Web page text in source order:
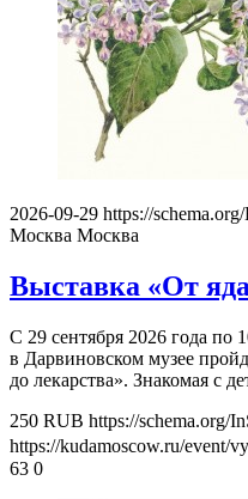
2026-09-29 https://
Москва Москва
Выставка «От
С 29 сентября 2026 года по
в Дарвиновском музее
до лекарства». Знакомая с
250 RUB https://schema.org/
https://kudamoscow.ru/event/
63 0